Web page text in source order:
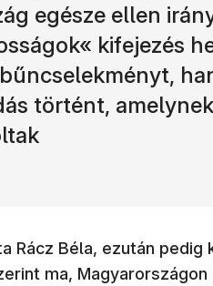
egésze ellen
kifejezés
történt,
Rácz Béla, ezután
ma,